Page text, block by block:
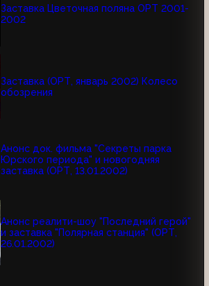
Заставка Цветочная поляна ОРТ 2001-
2002
Заставка (ОРТ, январь 2002) Колесо
обозрения
Анонс док. фильма "Секреты парка
Юрского периода" и новогодняя
заставка (ОРТ, 13.01.2002)
Анонс реалити-шоу "Последний герой"
и заставка "Полярная станция" (ОРТ,
26.01.2002)